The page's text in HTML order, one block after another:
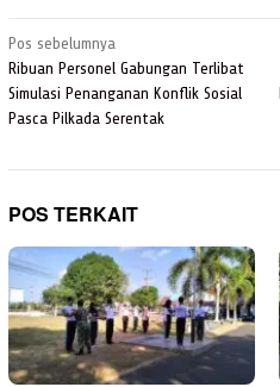
Navigasi
pos
Pos sebelumnya
Ribuan Personel Gabungan Terlibat
Simulasi Penanganan Konflik Sosial
Pasca Pilkada Serentak
POS TERKAIT